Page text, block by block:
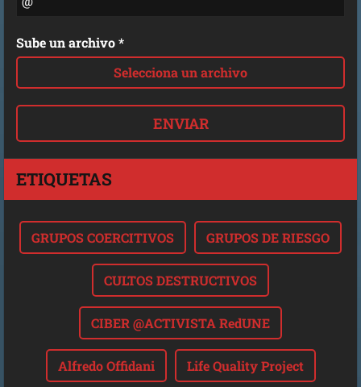
Sube un archivo *
Selecciona un archivo
ETIQUETAS
GRUPOS COERCITIVOS GRUPOS DE RIESGO
CULTOS DESTRUCTIVOS
CIBER @ACTIVISTA RedUNE
Alfredo Offidani Life Quality Project